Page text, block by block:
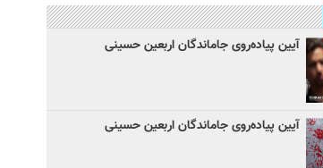
آیین پیاده‌روی جاماندگان اربعین حسینی
آیین پیاده‌روی جاماندگان اربعین حسینی